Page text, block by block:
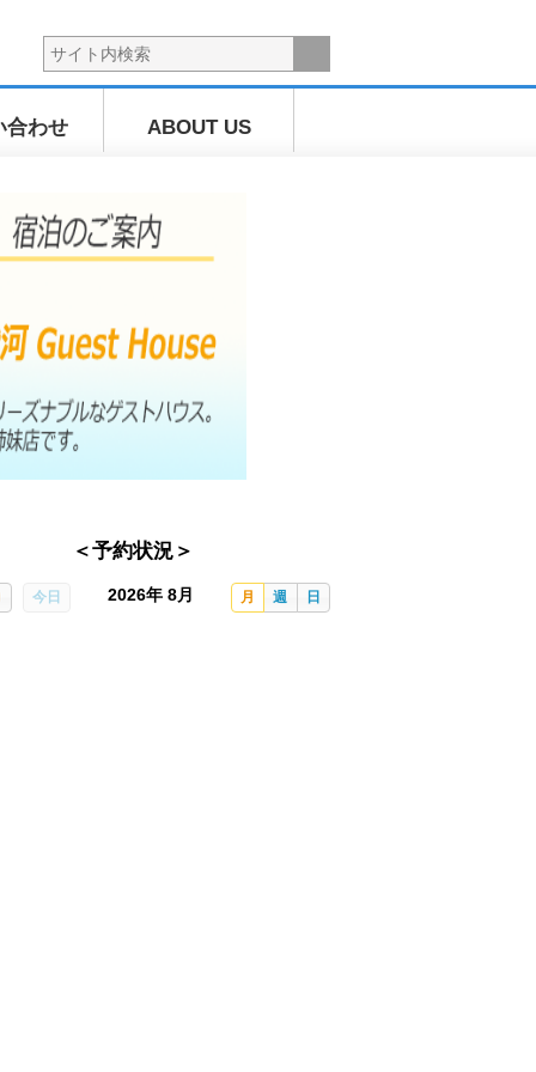
上散歩ツ
アー
合わせ ABOUT US
＜予約状況＞
今日 月 週 日
2026年 8月